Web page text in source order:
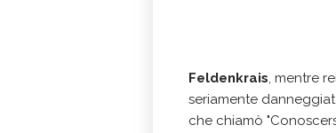
Feldenkrais, mentre
seriamente
che chiamò